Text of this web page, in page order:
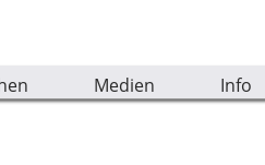
Medien Info